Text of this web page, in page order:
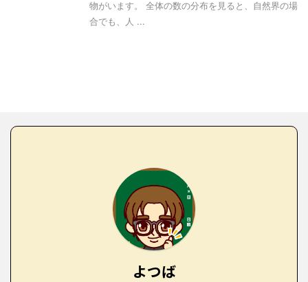
物がいます。 全体の数の分布を見ると、自然界の場
合でも、人 ...
よつば